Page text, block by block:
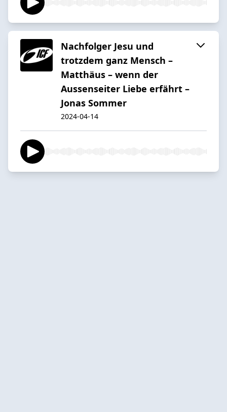
Nachfolger Jesu und
trotzdem ganz Mensch –
Matthäus – wenn der
Aussenseiter Liebe erfährt –
Jonas Sommer
2024-04-14